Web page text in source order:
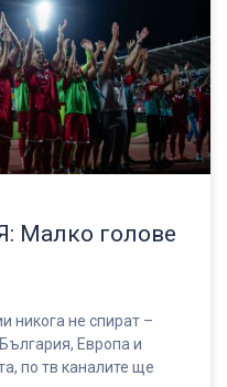
Малко голове
никога не спират –
Европа и
по тв каналите ще